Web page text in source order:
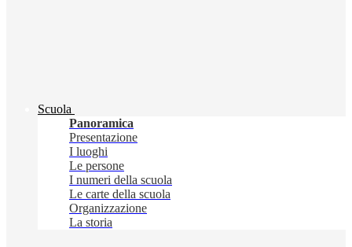
Scuola
Panoramica
Presentazione
I luoghi
Le persone
I numeri della scuola
Le carte della scuola
Organizzazione
La storia